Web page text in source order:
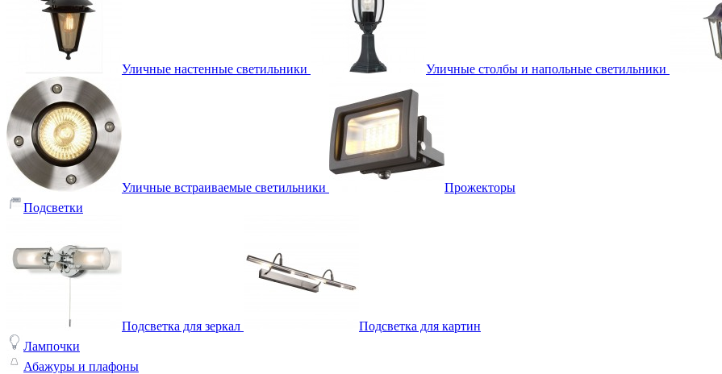
Уличные настенные светильники Уличные столбы и напольные светильники
Уличные встраиваемые светильники
Прожекторы
Подсветки
Подсветка для зеркал
Подсветка для картин
Лампочки
Абажуры и плафоны